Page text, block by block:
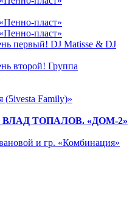
пласт»
пласт»
первый! DJ Matisse & DJ
второй! Группа
(5ivesta Family)»
ВЛАД ТОПАЛОВ. «ДОМ-2»
и гр. «Комбинация»